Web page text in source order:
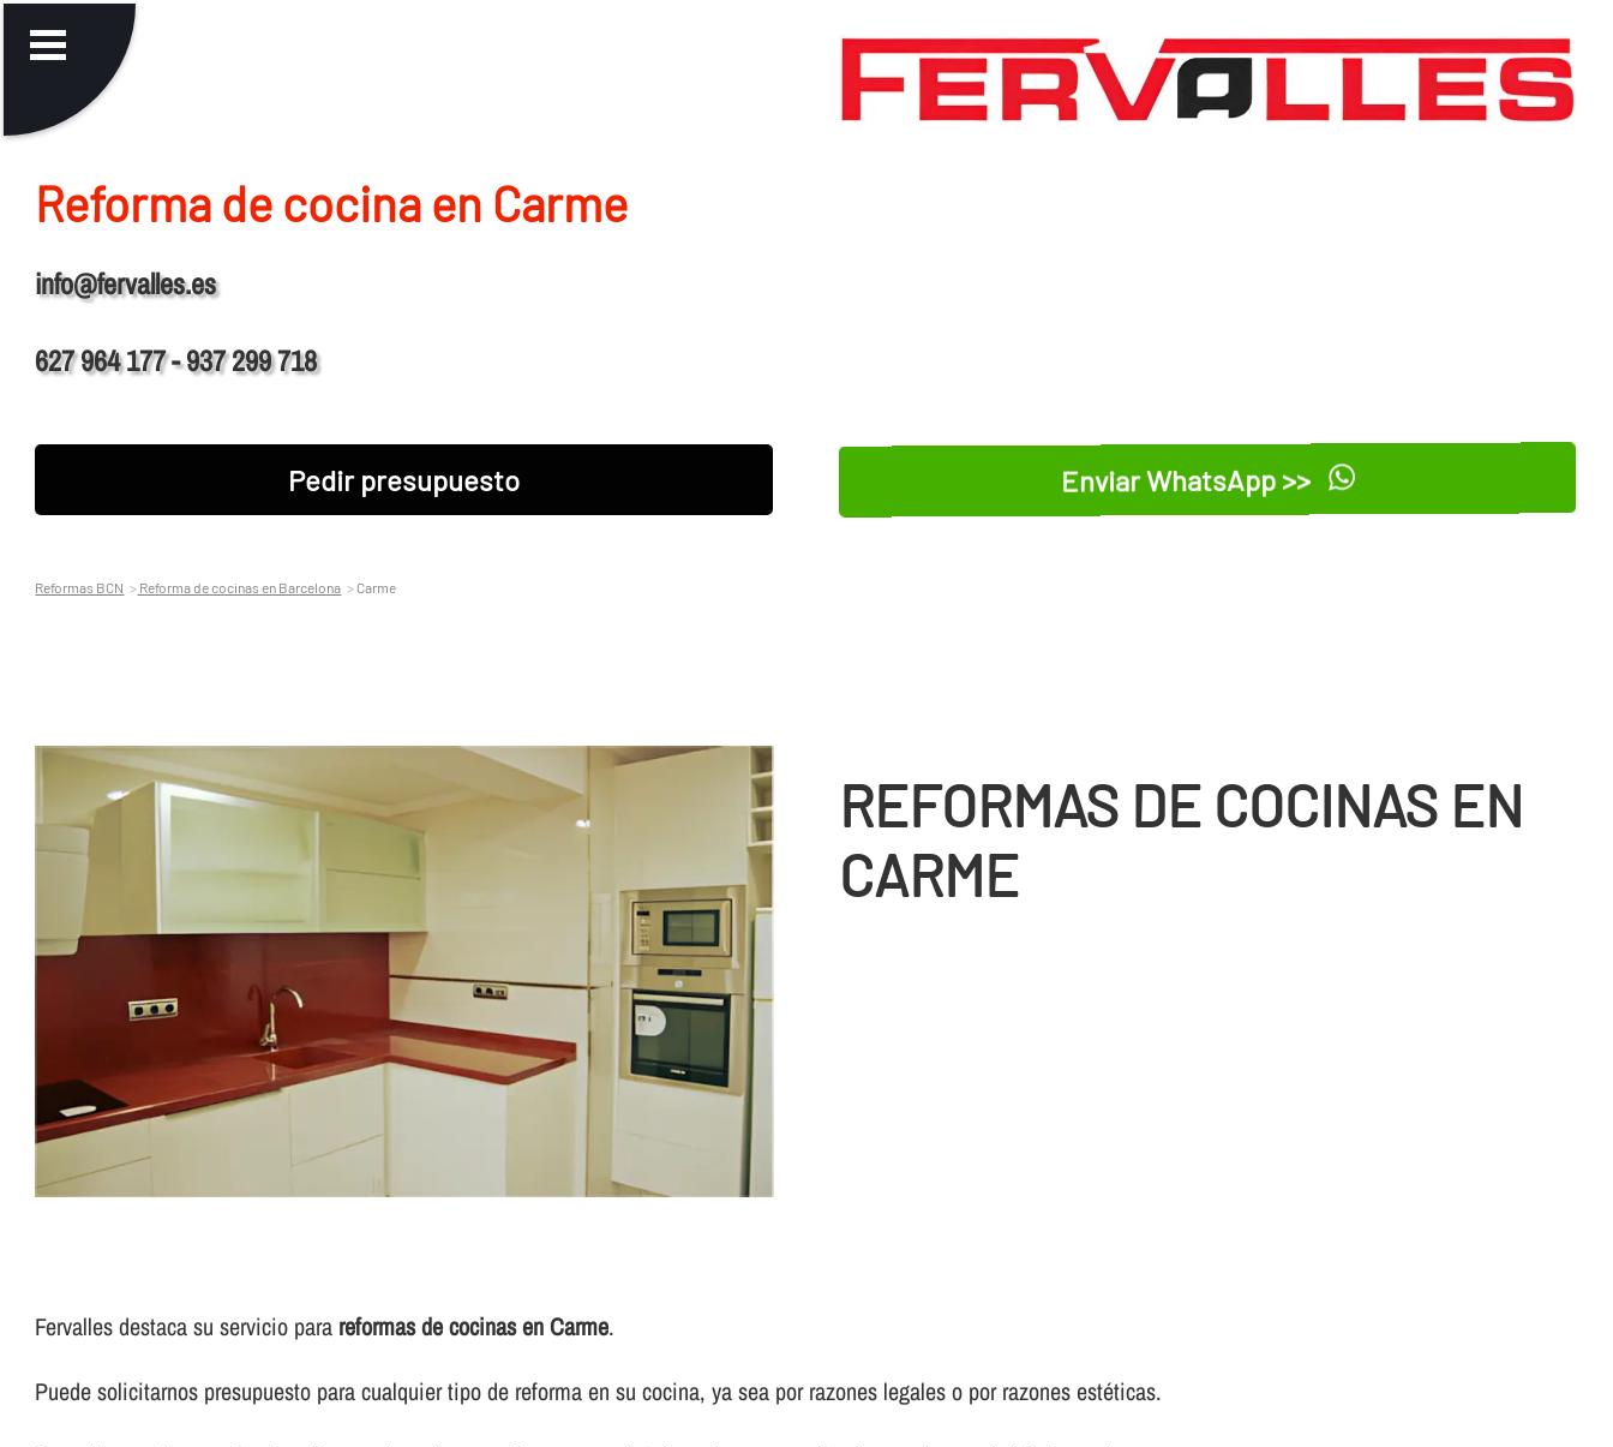
Reforma de cocina en Carme
info@fervalles.es
627 964 177 - 937 299 718
Pedir presupuesto Enviar WhatsApp >>
Reformas BCN Reforma de cocinas en Barcelona Carme
REFORMAS DE COCINAS EN
CARME
Fervalles destaca su servicio para reformas de cocinas en Carme.
Puede solicitarnos presupuesto para cualquier tipo de reforma en su cocina, ya sea por razones legales o por razones estéticas.